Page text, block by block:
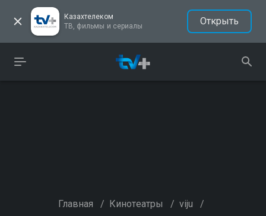
Казахтелеком
ТВ, фильмы и сериалы
Открыть
Главная / Кинотеатры / viju /